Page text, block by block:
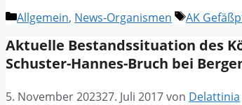
Kategorien
Allgemein, News-Organismen AK
Aktuelle Bestandssituation des
Schuster-Hannes-Bruch bei
5. November 202327. Juli 2017von Delattinia